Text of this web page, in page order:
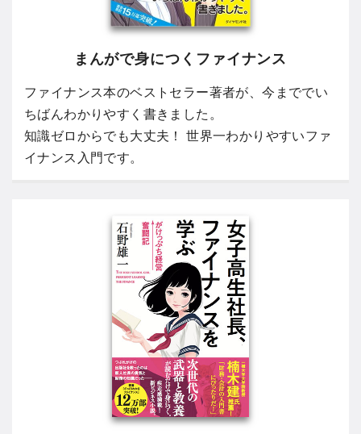
まんがで身につくファイナンス
ファイナンス本のベストセラー著者が、今まででい
ちばんわかりやすく書きました。
知識ゼロからでも大丈夫！ 世界一わかりやすいファ
イナンス入門です。